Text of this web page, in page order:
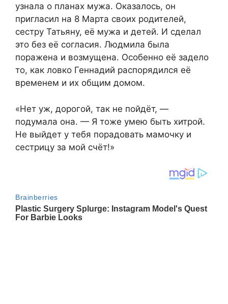
узнала о планах мужа. Оказалось, он
пригласил на 8 Марта своих родителей,
сестру Татьяну, её мужа и детей. И сделал
это без её согласия. Людмила была
поражена и возмущена. Особенно её задело
то, как ловко Геннадий распорядился её
временем и их общим домом.
«Нет уж, дорогой, так не пойдёт, —
подумала она. — Я тоже умею быть хитрой.
Не выйдет у тебя порадовать мамочку и
сестрицу за мой счёт!»